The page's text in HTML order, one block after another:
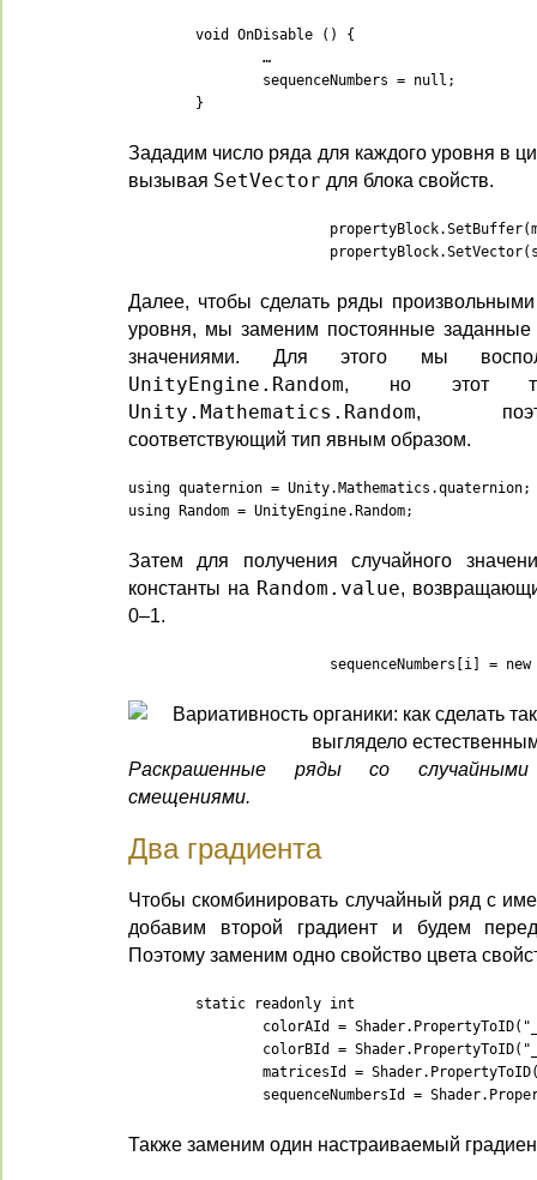
	}
Зададим число ряда для каждого уровня в
вызывая SetVector для блока свойств.
Далее, чтобы сделать ряды
уровня, мы заменим постоянные
значениями. Для этого мы
UnityEngine.Random, но этот
Unity.Mathematics.Random,
соответствующий тип явным образом.
using quaternion = Unity.Mathematics.quaternion;
using Random = UnityEngine.Random;
Затем для получения случайного
константы на Random.value,
0–1.
sequenceNumbers[i] =
Раскрашенные ряды со
смещениями.
Два градиента
Чтобы скомбинировать случайный ряд с
добавим второй градиент и будем
Поэтому заменим одно свойство цвета
sequenceNumbersId =
Также заменим один настраиваемый